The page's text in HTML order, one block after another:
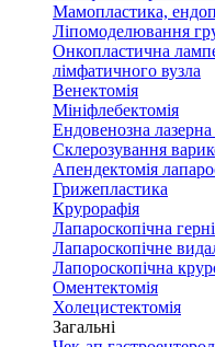
Мамопластика,
Ліпомоделювання
Онкопластична
лімфатичного вузла
Венектомія
Мініфлебектомія
Ендовенозна
Склерозування
Апендектомія
Грижепластика
Крурорафія
Лапароскопічна
Лапароскопічне
Лапороскопічна
Оментектомія
Холецистектомія
Загальні